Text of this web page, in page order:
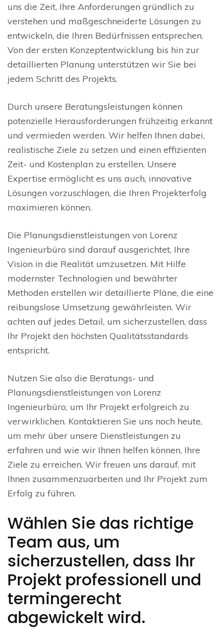
uns die Zeit, Ihre Anforderungen gründlich zu
verstehen und maßgeschneiderte Lösungen zu
entwickeln, die Ihren Bedürfnissen entsprechen.
Von der ersten Konzeptentwicklung bis hin zur
detaillierten Planung unterstützen wir Sie bei
jedem Schritt des Projekts.
Durch unsere Beratungsleistungen können
potenzielle Herausforderungen frühzeitig erkannt
und vermieden werden. Wir helfen Ihnen dabei,
realistische Ziele zu setzen und einen effizienten
Zeit- und Kostenplan zu erstellen. Unsere
Expertise ermöglicht es uns auch, innovative
Lösungen vorzuschlagen, die Ihren Projekterfolg
maximieren können.
Die Planungsdienstleistungen von Lorenz
Ingenieurbüro sind darauf ausgerichtet, Ihre
Vision in die Realität umzusetzen. Mit Hilfe
modernster Technologien und bewährter
Methoden erstellen wir detaillierte Pläne, die eine
reibungslose Umsetzung gewährleisten. Wir
achten auf jedes Detail, um sicherzustellen, dass
Ihr Projekt den höchsten Qualitätsstandards
entspricht.
Nutzen Sie also die Beratungs- und
Planungsdienstleistungen von Lorenz
Ingenieurbüro, um Ihr Projekt erfolgreich zu
verwirklichen. Kontaktieren Sie uns noch heute,
um mehr über unsere Dienstleistungen zu
erfahren und wie wir Ihnen helfen können, Ihre
Ziele zu erreichen. Wir freuen uns darauf, mit
Ihnen zusammenzuarbeiten und Ihr Projekt zum
Erfolg zu führen.
Wählen Sie das richtige
Team aus, um
sicherzustellen, dass Ihr
Projekt professionell und
termingerecht
abgewickelt wird.